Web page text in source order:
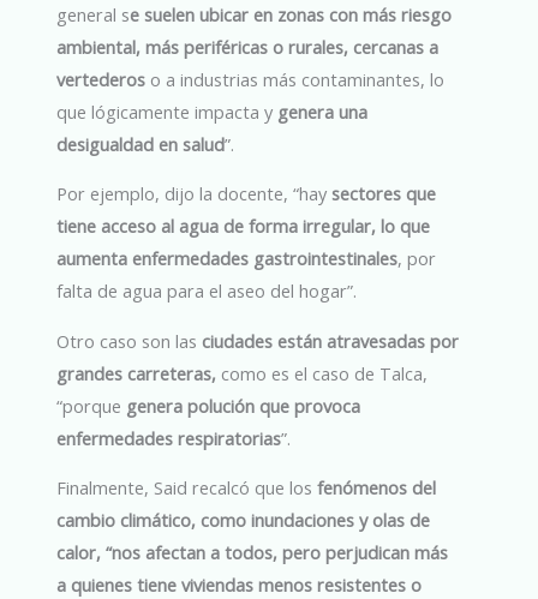
general se suelen ubicar en zonas con más riesgo
ambiental, más periféricas o rurales, cercanas a
vertederos o a industrias más contaminantes, lo
que lógicamente impacta y genera una
desigualdad en salud”.
Por ejemplo, dijo la docente, “haysectores que
tiene acceso al agua de forma irregular, lo que
aumenta enfermedades gastrointestinales, por
falta de agua para el aseo del hogar”.
Otro caso son las ciudades están atravesadas por
grandes carreteras, como es el caso de Talca,
“porque genera polución que provoca
enfermedades respiratorias”.
Finalmente, Said recalcó que losfenómenos del
cambio climático, como inundaciones y olas de
calor, “nos afectan a todos, pero perjudican más
a quienes tiene viviendas menos resistentes o